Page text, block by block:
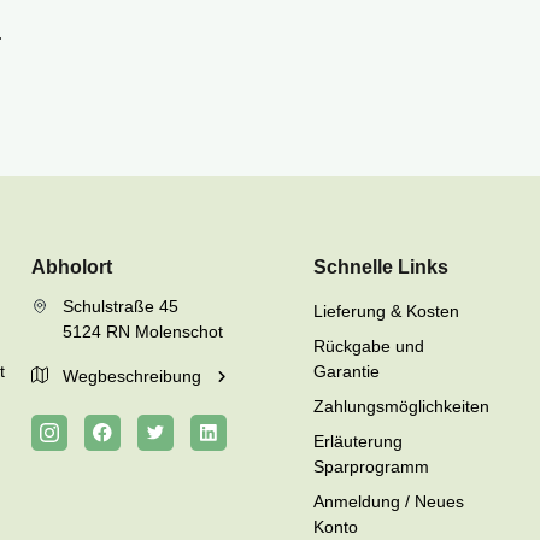
Abholort
Schulstraße 45
5124 RN Molenschot
Wegbeschreibung
Schnelle Links
Lieferung & Kosten
Rückgabe und
Garantie
Zahlungsmöglichkeiten
Erläuterung
Sparprogramm
Anmeldung / Neues
Konto